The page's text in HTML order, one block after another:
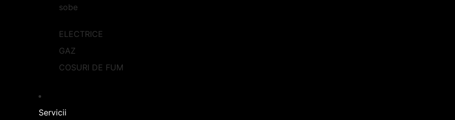
sobe
ELECTRICE
GAZ
COSURI DE FUM
Servicii